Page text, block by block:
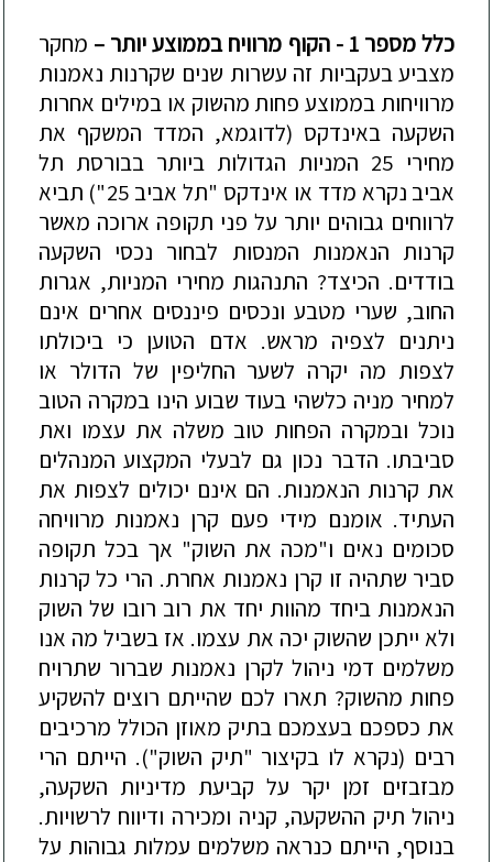
כלל מספר 1
-הקוף מרוויח בממוצע יותר – מחקר
מצביע בעקביות זה עשרות שנים שקרנות נאמנות
מרוויחות בממוצע פחות מהשוק או במילים אחרות
השקעה באינדקס (לדוגמא, המדד המשקף את
מחירי 25 המניות הגדולות ביותר בבורסת תל
אביב נקרא מדד או אינדקס "תל אביב 25") תביא
לרווחים גבוהים יותר על פני תקופה ארוכה מאשר
קרנות הנאמנות המנסות לבחור נכסי השקעה
בודדים. הכיצד? התנהגות מחירי המניות, אגרות
החוב, שערי מטבע ונכסים פיננסים אחרים אינם
ניתנים לצפיה מראש. אדם הטוען כי ביכולתו
לצפות מה יקרה לשער החליפין של הדולר או
למחיר מניה כלשהי בעוד שבוע הינו במקרה הטוב
נוכל ובמקרה הפחות טוב משלה את עצמו ואת
סביבתו. הדבר נכון גם לבעלי המקצוע המנהלים
את קרנות הנאמנות. הם אינם יכולים לצפות את
העתיד. אומנם מידי פעם קרן נאמנות מרוויחה
סכומים נאים ו"מכה את השוק" אך בכל תקופה
סביר שתהיה זו קרן נאמנות אחרת. הרי כל קרנות
הנאמנות ביחד מהוות יחד את רוב רובו של השוק
ולא ייתכן שהשוק יכה את עצמו. אז בשביל מה אנו
משלמים דמי ניהול לקרן נאמנות שברור שתרויח
פחות מהשוק? תארו לכם שהייתם רוצים להשקיע
את כספכם בעצמכם בתיק מאוזן הכולל מרכיבים
רבים (נקרא לו בקיצור "תיק השוק"). הייתם הרי
מבזבזים זמן יקר על קביעת מדיניות השקעה,
ניהול תיק ההשקעה, קניה ומכירה ודיווח לרשויות.
בנוסף, הייתם כנראה משלמים עמלות גבוהות על